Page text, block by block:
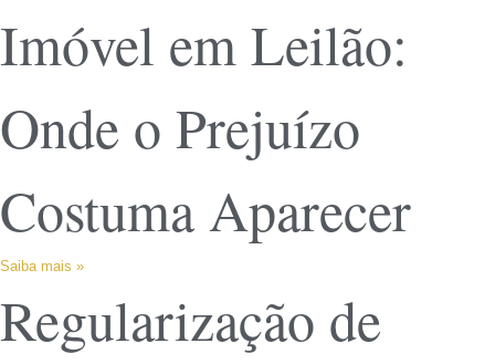
Imóvel em Leilão:
Onde o Prejuízo
Costuma Aparecer
Saiba mais »
Regularização de